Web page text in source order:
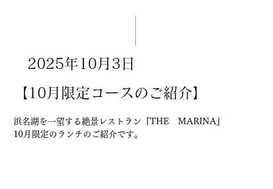
【10月限定コースのご紹介】
浜名湖を一望する絶景レストラン『THE　MARINA』
10月限定のランチのご紹介です。
2025年10月3日